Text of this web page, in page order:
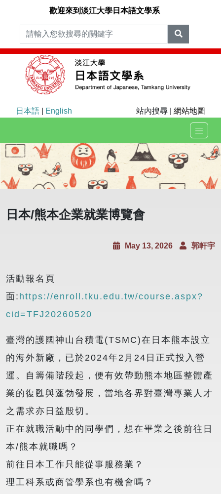
歡迎來到淡江大學日本語文學系
日本語 English 站內搜尋 | 網站地圖
日本/熊本企業就業博覽會
May 13, 2026 郭軒宇
活動報名頁
面: https://enroll.tku.edu.tw/course.aspx?
cid=TFJ20260520
臺灣的護國神山台積電(TSMC)在日本熊本設立
的海外新廠，已於2024年2月24日正式投入營
運。自籌備階段起，便有效帶動熊本地區整體產
業的復甦與蓬勃發展，當地各界對臺灣專業人才
之需求亦日益殷切。
正在就職活動中的同學們，想在畢業之後前往日
本/熊本就職嗎？
前往日本工作只能從事服務業？
理工科系或商管學系也有機會嗎？